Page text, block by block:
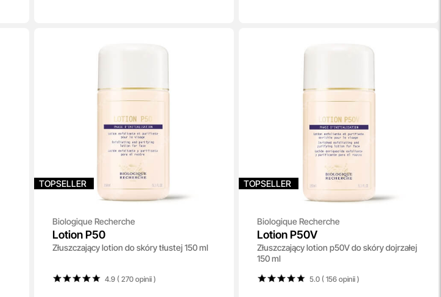
TOPSELLER
Biologique Recherche
Lotion P50
Złuszczający lotion do skóry tłustej 150 ml
4.9 ( 270opinii)
TOPSELLER
Biologique Recherche
Lotion P50V
Złuszczający lotion p50V do skóry dojrzałej
150 ml
5.0 ( 156opinii)